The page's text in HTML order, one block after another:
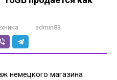
admin83
немецкого магазина